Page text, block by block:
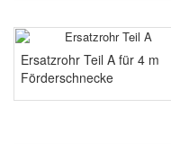
Ersatzrohr Teil A für 4 m
Förderschnecke